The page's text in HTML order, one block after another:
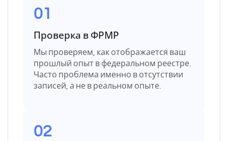
01
Проверка в ФРМР
Мы проверяем, как отображается ваш
прошлый опыт в федеральном реестре.
Часто проблема именно в отсутствии
записей, а не в реальном опыте.
02